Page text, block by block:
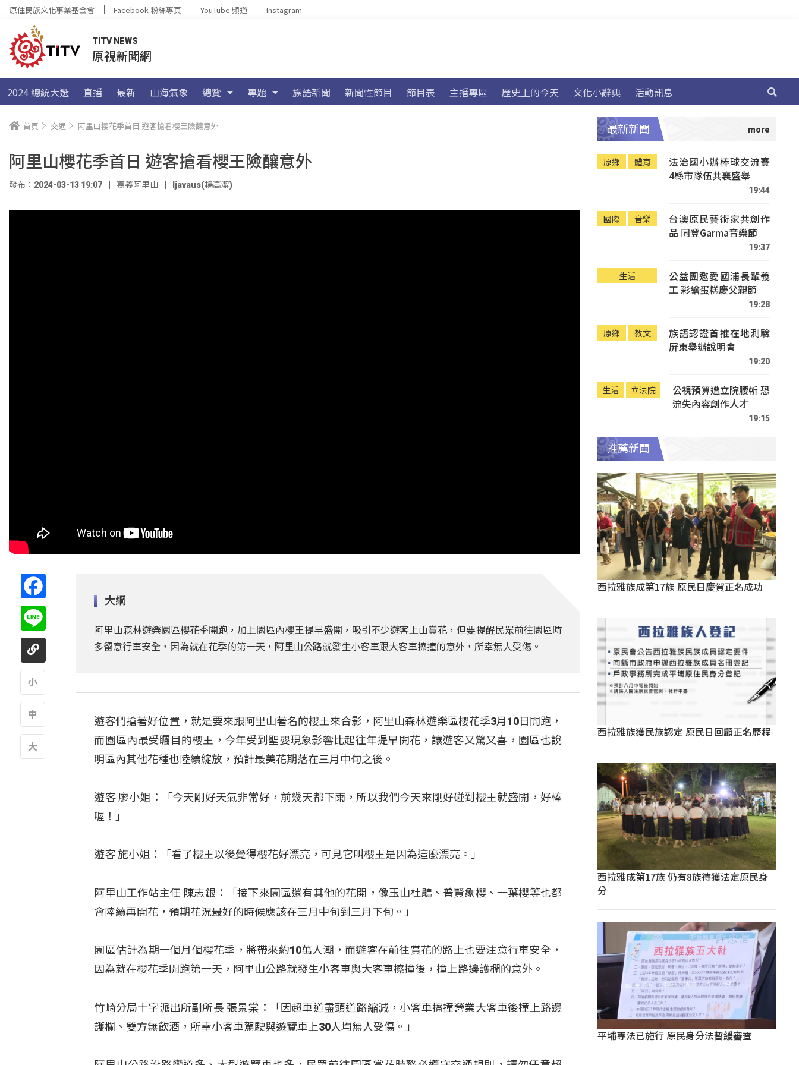
原住民族文化事業基金會 Facebook 粉絲專頁 YouTube 頻道 Instagram
TITV NEWS
原視新聞網
2024 總統大選 直播 最新 山海氣象 總覽 專題 族語新聞 新聞性節目 節目表 主播專區 歷史上的今天 文化小辭典 活動訊息
首頁 交通 阿里山櫻花季首日 遊客搶看櫻王險釀意外
阿里山櫻花季首日 遊客搶看櫻王險釀意外
發布：2024-03-13 19:07 嘉義阿里山 ljavaus(楊高潔)
大綱
阿里山森林遊樂園區櫻花季開跑，加上園區內櫻王提早盛開，吸引不少遊客上山賞花，但要提醒民眾前往園區時
多留意行車安全，因為就在花季的第一天，阿里山公路就發生小客車跟大客車擦撞的意外，所幸無人受傷。
遊客們搶著好位置，就是要來跟阿里山著名的櫻王來合影，阿里山森林遊樂區櫻花季3月10日開跑，
而園區內最受矚目的櫻王，今年受到聖嬰現象影響比起往年提早開花，讓遊客又驚又喜，園區也說
明區內其他花種也陸續綻放，預計最美花期落在三月中旬之後。
遊客 廖小姐：「今天剛好天氣非常好，前幾天都下雨，所以我們今天來剛好碰到櫻王就盛開，好棒
喔！」
遊客 施小姐：「看了櫻王以後覺得櫻花好漂亮，可見它叫櫻王是因為這麼漂亮。」
阿里山工作站主任 陳志銀：「接下來園區還有其他的花開，像玉山杜鵑、普賢象櫻、一葉櫻等也都
會陸續再開花，預期花況最好的時候應該在三月中旬到三月下旬。」
園區估計為期一個月個櫻花季，將帶來約10萬人潮，而遊客在前往賞花的路上也要注意行車安全，
因為就在櫻花季開跑第一天，阿里山公路就發生小客車與大客車擦撞後，撞上路邊護欄的意外。
竹崎分局十字派出所副所長 張景棠：「因超車道盡頭道路縮減，小客車擦撞營業大客車後撞上路邊
護欄、雙方無飲酒，所幸小客車駕駛與遊覽車上30人均無人受傷。」
最新新聞
原鄉 體育
法治國小辦棒球交流賽
4縣市隊伍共襄盛舉
19:44
國際 音樂
台澳原民藝術家共創作
品 同登Garma音樂節
19:37
生活
公益團邀愛國浦長輩義
工 彩繪蛋糕慶父親節
19:28
原鄉 教文
族語認證首推在地測驗
屏東舉辦說明會
19:20
生活 立法院
公視預算遭立院腰斬 恐
流失內容創作人才
19:15
推薦新聞
西拉雅族成第17族 原民日慶賀正名成功
西拉雅族獲民族認定 原民日回顧正名歷程
西拉雅成第17族 仍有8族待獲法定原民身
分
平埔專法已施行 原民身分法暫緩審查